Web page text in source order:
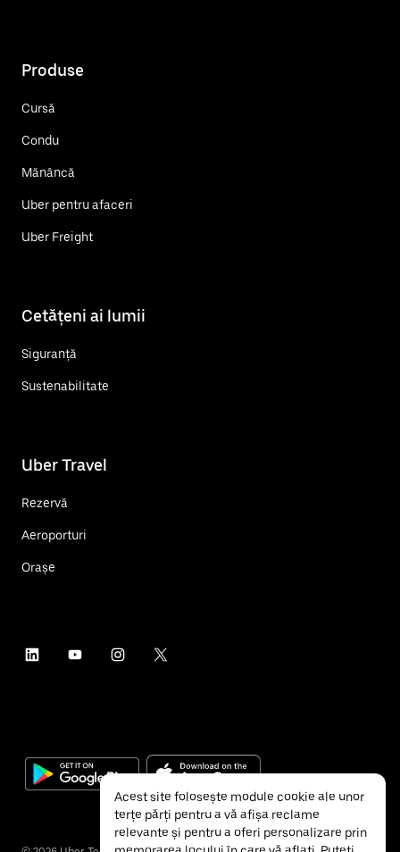
Produse
Cursă
Condu
Mănâncă
Uber pentru afaceri
Uber Freight
Cetățeni ai lumii
Siguranță
Sustenabilitate
Uber Travel
Rezervă
Aeroporturi
Orașe
Acest site folosește module cookie ale unor
terțe părți pentru a vă afișa reclame
relevante și pentru a oferi personalizare prin